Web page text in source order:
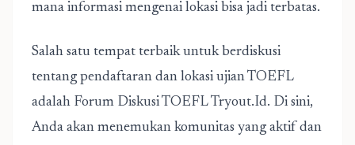
mana informasi mengenai lokasi bisa jadi terbatas.
Salah satu tempat terbaik untuk berdiskusi
tentang pendaftaran dan lokasi ujian TOEFL
adalah Forum Diskusi TOEFL Tryout.Id. Di sini,
Anda akan menemukan komunitas yang aktif dan